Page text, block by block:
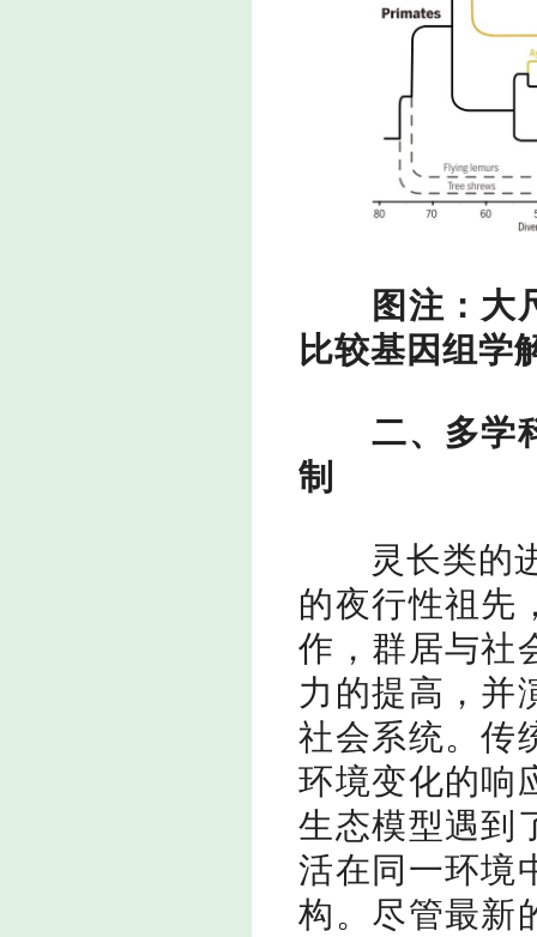
图注：大
比较基因组学
二、多学
制
灵长类的
的夜行性祖先
作，群居与社
力的提高，并
社会系统。传
环境变化的响
生态模型遇到
活在同一环境
构。尽管最